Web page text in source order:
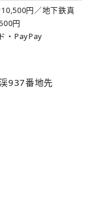
円／地下鉄真
円
・PayPay
937番地先